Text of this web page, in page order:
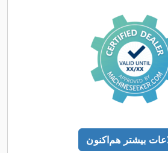
بیشتر هم‌اکنون